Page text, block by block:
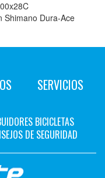
Shimano Dura-Ace
SERVICIOS
BICICLETAS
DE SEGURIDAD